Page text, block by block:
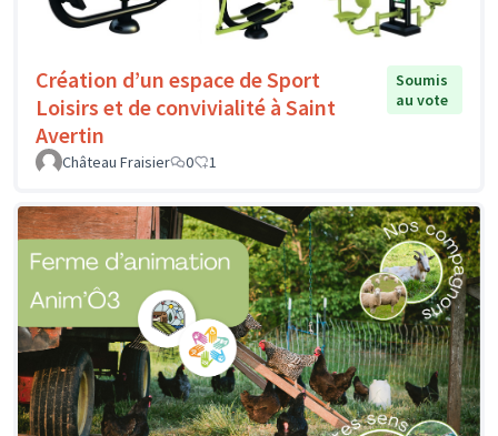
Création d’un espace de Sport
Loisirs et de convivialité à Saint
Avertin
Soumis
au vote
Château Fraisier 0 1